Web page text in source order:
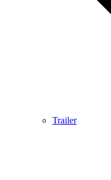
Trailer